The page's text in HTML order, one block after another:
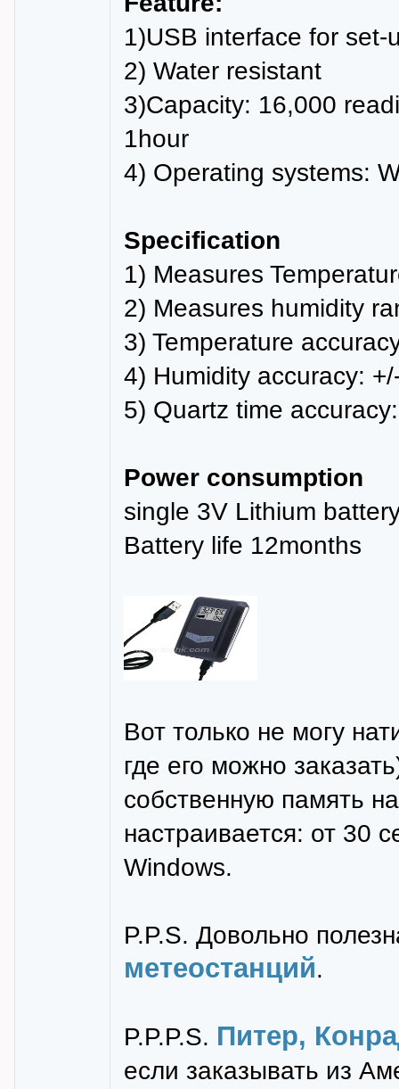
1)USB interface for
2) Water resistant
3)Capacity: 16,000
1hour
4) Operating systems:
Specification
1) Measures
2) Measures humidity
3) Temperature
4) Humidity accuracy:
5) Quartz time
Power consumption
single 3V Lithium
Battery life 12months
Вот только не могу
где его можно
собственную память
настраивается: от 30
Windows.
P.P.S. Довольно
метеостанций.
P.P.P.S. Питер,
если заказывать из